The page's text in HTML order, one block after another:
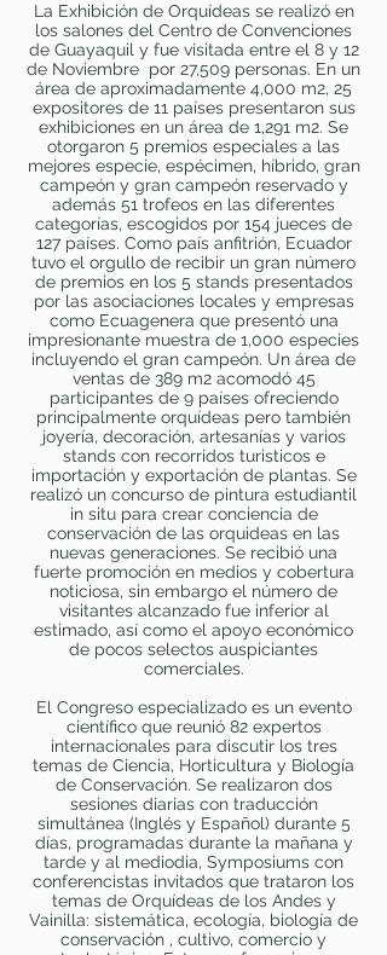
La Exhibición de Orquídeas se realizó en
los salones del Centro de Convenciones
de Guayaquil y fue visitada entre el 8 y 12
de Noviembre por 27,509 personas. En un
área de aproximadamente 4,000 m2, 25
expositores de 11 países presentaron sus
exhibiciones en un área de 1,291 m2. Se
otorgaron 5 premios especiales a las
mejores especie, espécimen, híbrido, gran
campeón y gran campeón reservado y
además 51 trofeos en las diferentes
categorías, escogidos por 154 jueces de
127 países. Como país anfitrión, Ecuador
tuvo el orgullo de recibir un gran número
de premios en los 5 stands presentados
por las asociaciones locales y empresas
como Ecuagenera que presentó una
impresionante muestra de 1,000 especies
incluyendo el gran campeón. Un área de
ventas de 389 m2 acomodó 45
participantes de 9 países ofreciendo
principalmente orquídeas pero también
joyería, decoración, artesanías y varios
stands con recorridos turisticos e
importación y exportación de plantas. Se
realizó un concurso de pintura estudiantil
in situ para crear conciencia de
conservación de las orquideas en las
nuevas generaciones. Se recibió una
fuerte promoción en medios y cobertura
noticiosa, sin embargo el número de
visitantes alcanzado fue inferior al
estimado, así como el apoyo económico
de pocos selectos auspiciantes
comerciales.
El Congreso especializado es un evento
científico que reunió 82 expertos
internacionales para discutir los tres
temas de Ciencia, Horticultura y Biología
de Conservación. Se realizaron dos
sesiones diarias con traducción
simultánea (Inglés y Español) durante 5
días, programadas durante la mañana y
tarde y al mediodia, Symposiums con
conferencistas invitados que trataron los
temas de Orquídeas de los Andes y
Vainilla: sistemática, ecología, biología de
conservación , cultivo, comercio y